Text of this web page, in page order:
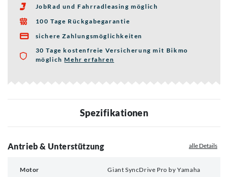
 JobRad und Fahrradleasing möglich
 100 Tage Rückgabegarantie

sichere Zahlungsmöglichkeiten
30 Tage kostenfreie Versicherung mit Bikmo
möglichMehr erfahren
Spezifikationen
Antrieb & Unterstützung alle Details
Motor
Giant SyncDrive Pro by Yamaha